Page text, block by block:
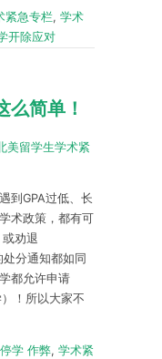
紧急专栏, 学术
开除应对
简单！
美留学生学术紧
到GPA过低、长
术政策，都有可
劝退
处分通知都如同
都允许申请
！所以大家不
学 作弊, 学术紧